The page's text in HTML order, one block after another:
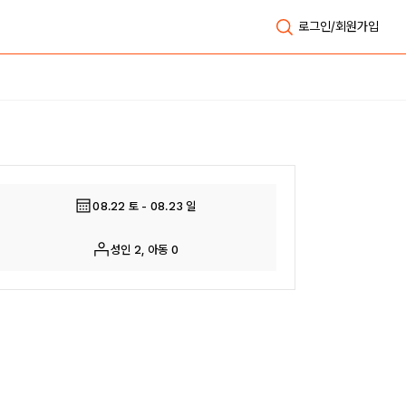
로그인/회원가입
08.22 토 - 08.23 일
성인 2, 아동 0